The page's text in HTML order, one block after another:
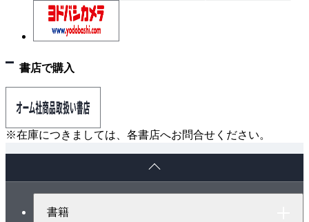
書店で購入
※在庫につきましては、各書店へお問合せください。
書籍